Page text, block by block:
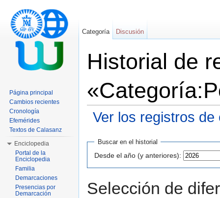
Historial de
Ver los registros de
Buscar en el historial
Desde el año (y anteriores):
Selección de
Categoría Discusión
Página principal
Cambios recientes
Cronología
Efemérides
Textos de Calasanz
Enciclopedia
Portal de la
Enciclopedia
Familia
Demarcaciones
Presencias por
Demarcación